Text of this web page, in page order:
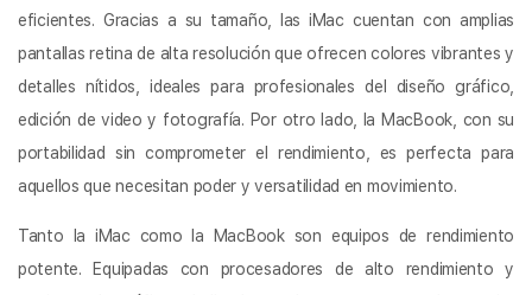
eficientes. Gracias a su tamaño, las iMac cuentan con amplias
pantallas retina de alta resolución que ofrecen colores vibrantes y
detalles nítidos, ideales para profesionales del diseño gráfico,
edición de video y fotografía. Por otro lado, la MacBook, con su
portabilidad sin comprometer el rendimiento, es perfecta para
aquellos que necesitan poder y versatilidad en movimiento.
Tanto la iMac como la MacBook son equipos de rendimiento
potente. Equipadas con procesadores de alto rendimiento y